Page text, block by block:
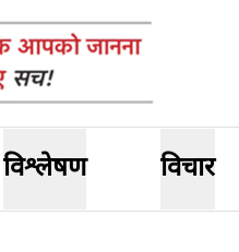
विश्लेषण विचार